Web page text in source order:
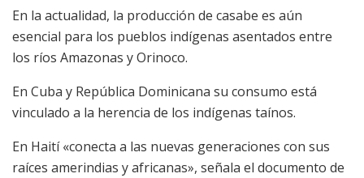
En la actualidad, la producción de casabe es aún
esencial para los pueblos indígenas asentados entre
los ríos Amazonas y Orinoco.
En Cuba y República Dominicana su consumo está
vinculado a la herencia de los indígenas taínos.
En Haití «conecta a las nuevas generaciones con sus
raíces amerindias y africanas», señala el documento de